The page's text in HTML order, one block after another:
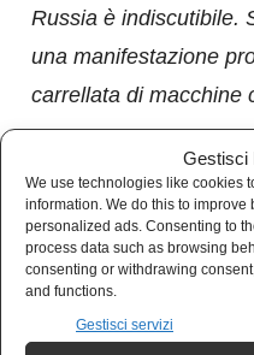
Gestisci
We use technologies like cookies
information. We do this to
personalized ads. Consenting to
process data such as browsing
consenting or withdrawing
and functions.
Gestisci servizi
Russia è indiscutibile.
una manifestazione
carrellata di macchine
Ovviamente sono
una persona che vive
che hanno
tanto che nello studio
(Pd) che, a proposito